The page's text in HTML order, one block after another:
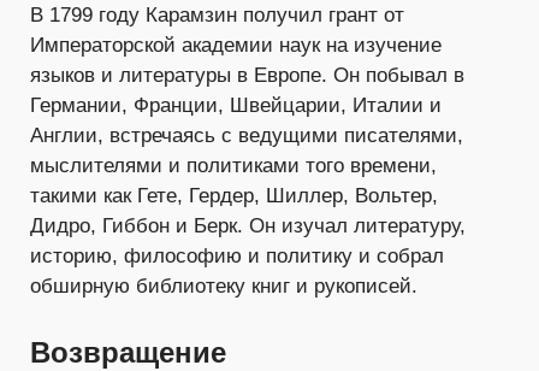
В 1799 году Карамзин получил грант от
Императорской академии наук на изучение
языков и литературы в Европе. Он побывал в
Германии, Франции, Швейцарии, Италии и
Англии, встречаясь с ведущими писателями,
мыслителями и политиками того времени,
такими как Гете, Гердер, Шиллер, Вольтер,
Дидро, Гиббон и Берк. Он изучал литературу,
историю, философию и политику и собрал
обширную библиотеку книг и рукописей.
Возвращение